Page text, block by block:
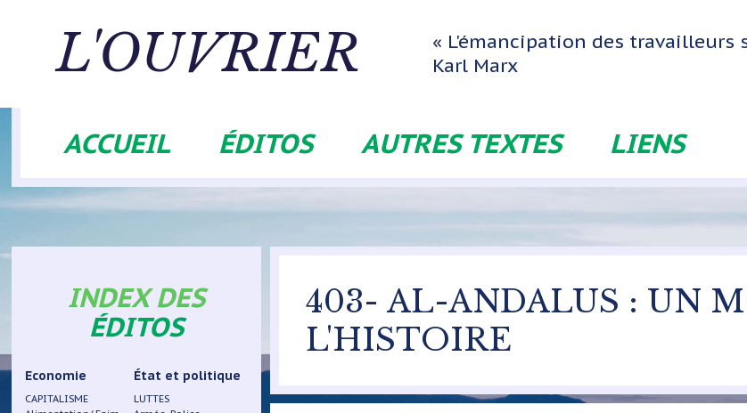
L'OUVRIER
« L'émancipation des
Karl Marx
Navigation
ACCUEIL ÉDITOS AUTRES TEXTES LIENS
INDEX DES
ÉDITOS
Economie
CAPITALISME
État et politique
LUTTES
403- AL-ANDALUS : UN
L'HISTOIRE